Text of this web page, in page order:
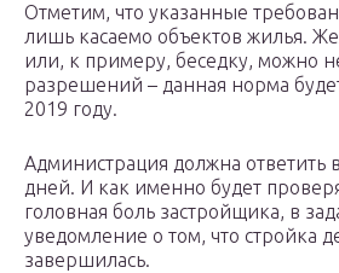
Отметим, что указанные
лишь касаемо объектов жилья.
или, к примеру, беседку, можно
разрешений – данная норма
2019 году.
Администрация должна ответить
дней. И как именно будет
головная боль застройщика, в
уведомление о том, что стройка
завершилась.